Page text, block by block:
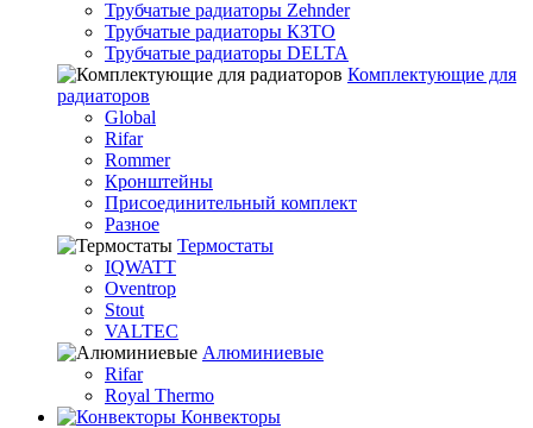
Трубчатые радиаторы Zehnder
Трубчатые радиаторы КЗТО
Трубчатые радиаторы DELTA
Комплектующие для
радиаторов
Global
Rifar
Rommer
Кронштейны
Присоединительный комплект
Разное
Термостаты
IQWATT
Oventrop
Stout
VALTEC
Алюминиевые
Rifar
Royal Thermo
Конвекторы